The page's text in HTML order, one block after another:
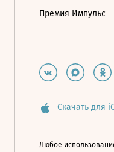
Премия Импульс
Скачать для
Любое